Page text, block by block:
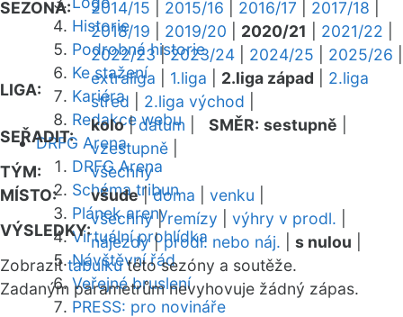
Historie
Podrobná historie
Ke stažení
Kariéra
Redakce webu
DRFG Arena
DRFG Arena
Schéma tribun
Plánek areny
Virtuální prohlídka
Návštěvní řád
Veřejné bruslení
PRESS: pro novináře
SEZONA:
2014/15
2015/16 2016/17 2017/18
2018/19
2019/20 2020/21 2021/22
2022/23|2023/24 2024/25 2025/26
LIGA:
extraliga 1.liga 2.liga západ
2.liga
střed
2.liga východ
SEŘADIT:
kolo|datum SMĚR: sestupně
vzestupně
TÝM:
všechny
MÍSTO:
všude|doma venku
VÝSLEDKY:
všechny|remízy výhry v prodl.
nájezdy|prodl. nebo náj. s nulou
Zobrazittabulkutéto sezóny a soutěže.
Zadaným parametrům nevyhovuje žádný zápas.